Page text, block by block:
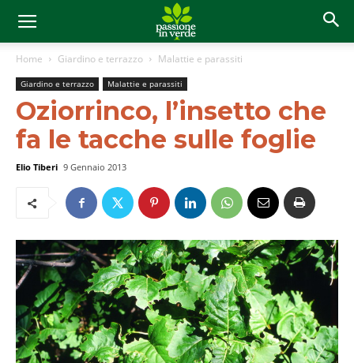
Home Giardino e terrazzo Malattie e parassiti
Giardino e terrazzo Malattie e parassiti
Oziorrinco, l’insetto che
fa le tacche sulle foglie
Elio Tiberi 9 Gennaio 2013